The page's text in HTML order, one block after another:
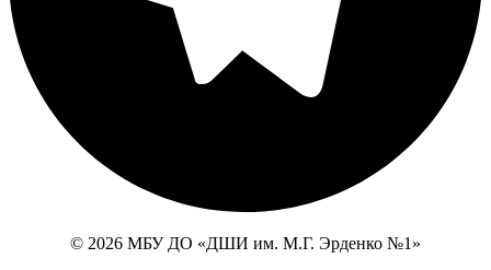
© 2026 МБУ ДО «ДШИ им. М.Г. Эрденко №1»